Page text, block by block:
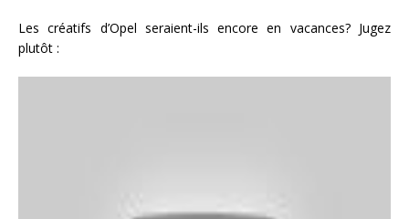
Les créatifs d’Opel seraient-ils encore en vacances? Jugez
plutôt :